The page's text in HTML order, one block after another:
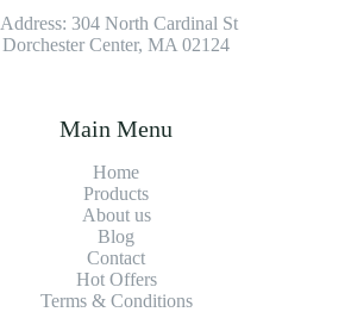
Address: 304 North Cardinal St.
Dorchester Center, MA 02124
Main Menu
Home
Products
About us
Blog
Contact
Hot Offers
Terms & Conditions